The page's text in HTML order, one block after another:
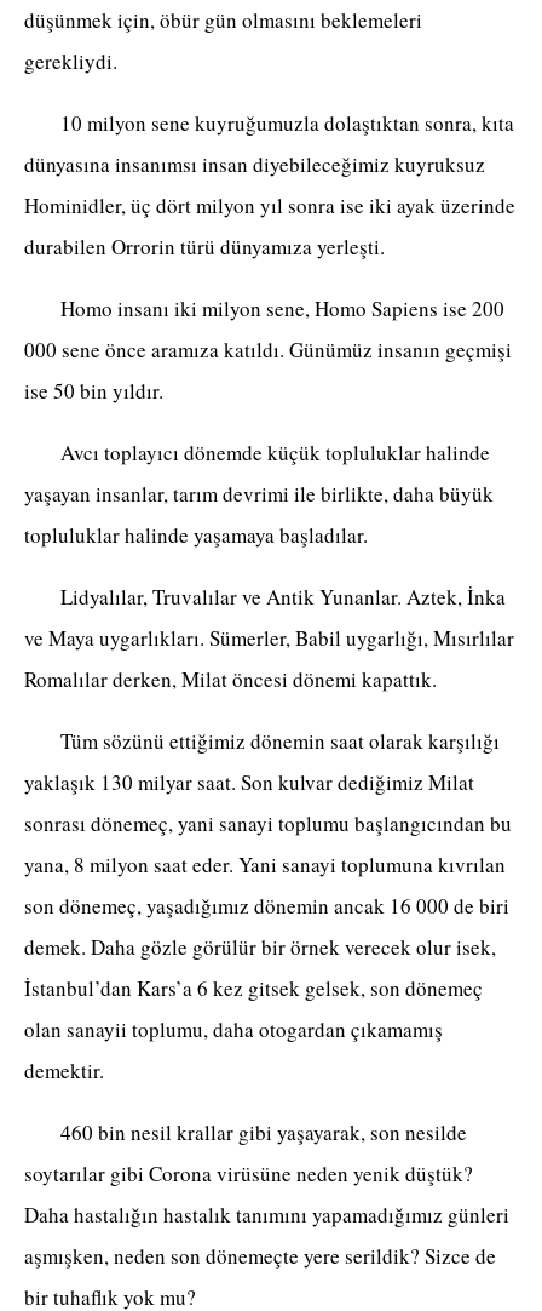
düşünmek için, öbür gün olmasını beklemeleri
gerekliydi.
10 milyon sene kuyruğumuzla dolaştıktan sonra, kıta
dünyasına insanımsı insan diyebileceğimiz kuyruksuz
Hominidler, üç dört milyon yıl sonra ise iki ayak üzerinde
durabilen Orrorin türü dünyamıza yerleşti.
Homo insanı iki milyon sene, Homo Sapiens ise 200
000 sene önce aramıza katıldı. Günümüz insanın geçmişi
ise 50 bin yıldır.
Avcı toplayıcı dönemde küçük topluluklar halinde
yaşayan insanlar, tarım devrimi ile birlikte, daha büyük
topluluklar halinde yaşamaya başladılar.
Lidyalılar, Truvalılar ve Antik Yunanlar. Aztek, İnka
ve Maya uygarlıkları. Sümerler, Babil uygarlığı, Mısırlılar
Romalılar derken, Milat öncesi dönemi kapattık.
Tüm sözünü ettiğimiz dönemin saat olarak karşılığı
yaklaşık 130 milyar saat. Son kulvar dediğimiz Milat
sonrası dönemeç, yani sanayi toplumu başlangıcından bu
yana, 8 milyon saat eder. Yani sanayi toplumuna kıvrılan
son dönemeç, yaşadığımız dönemin ancak 16 000 de biri
demek. Daha gözle görülür bir örnek verecek olur isek,
İstanbul’dan Kars’a 6 kez gitsek gelsek, son dönemeç
olan sanayii toplumu, daha otogardan çıkamamış
demektir.
460 bin nesil krallar gibi yaşayarak, son nesilde
soytarılar gibi Corona virüsüne neden yenik düştük?
Daha hastalığın hastalık tanımını yapamadığımız günleri
aşmışken, neden son dönemeçte yere serildik? Sizce de
bir tuhaflık yok mu?